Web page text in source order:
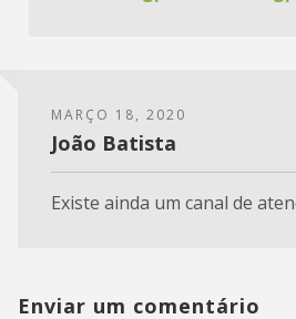
MARÇO 18, 2020
João Batista
Existe ainda um canal de
Enviar um comentário